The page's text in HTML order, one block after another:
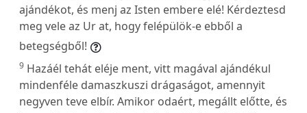
ajándékot, és menj az Isten embere elé! Kérdeztesd
meg vele az Ur at, hogy felépülök-e ebből a
betegségből!
9 Hazáél tehát eléje ment, vitt magával ajándékul
mindenféle damaszkuszi drágaságot, amennyit
negyven teve elbír. Amikor odaért, megállt előtte, és